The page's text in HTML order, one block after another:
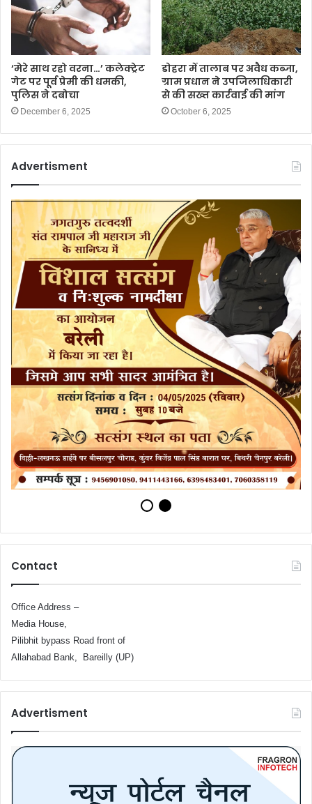
‘मेरे साथ रहो वरना…’ कलेक्ट्रेट
गेट पर पूर्व प्रेमी की धमकी,
पुलिस ने दबोचा
December 6, 2025
डोहरा में तालाब पर अवैध कब्जा,
ग्राम प्रधान ने उपजिलाधिकारी
से की सख्त कार्रवाई की मांग
October 6, 2025
Advertisment
Contact
Office Address –
Media House,
Pilibhit bypass Road front of
Allahabad Bank, Bareilly (UP)
Advertisment